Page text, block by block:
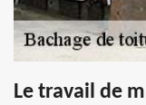
Le travail de